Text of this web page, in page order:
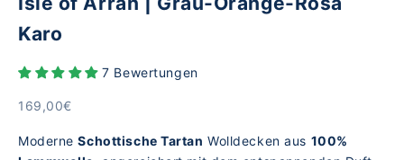
Karo
7 Bewertungen
Angebot
169,00€
ModerneSchottische Tartan Wolldecken aus 100%